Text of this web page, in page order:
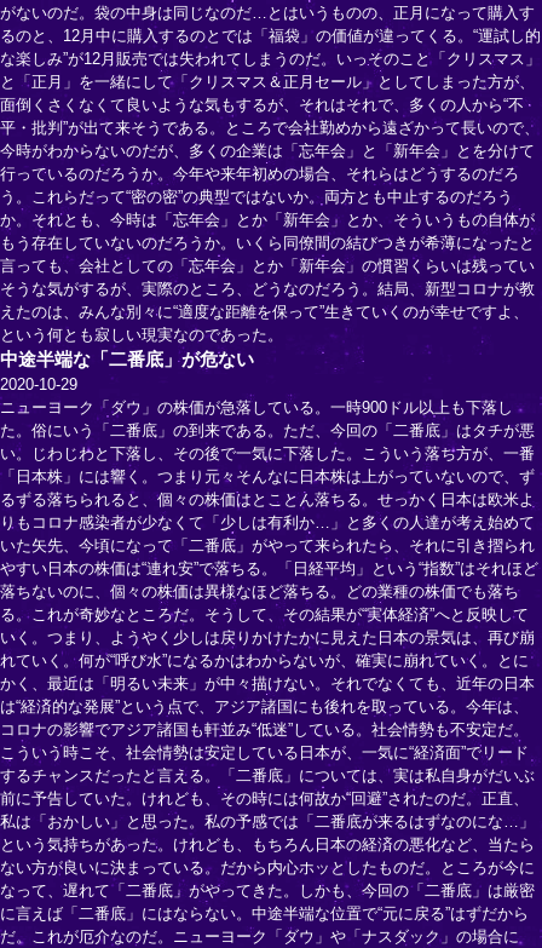
がないのだ。袋の中身は同じなのだ…とはいうものの、正月になって購入す
るのと、12月中に購入するのとでは「福袋」の価値が違ってくる。“運試し的
な楽しみ”が12月販売では失われてしまうのだ。いっそのこと「クリスマス」
と「正月」を一緒にして「クリスマス＆正月セール」としてしまった方が、
面倒くさくなくて良いような気もするが、それはそれで、多くの人から“不
平・批判”が出て来そうである。ところで会社勤めから遠ざかって長いので、
今時がわからないのだが、多くの企業は「忘年会」と「新年会」とを分けて
行っているのだろうか。今年や来年初めの場合、それらはどうするのだろ
う。これらだって“密の密”の典型ではないか。両方とも中止するのだろう
か。それとも、今時は「忘年会」とか「新年会」とか、そういうもの自体が
もう存在していないのだろうか。いくら同僚間の結びつきが希薄になったと
言っても、会社としての「忘年会」とか「新年会」の慣習くらいは残ってい
そうな気がするが、実際のところ、どうなのだろう。結局、新型コロナが教
えたのは、みんな別々に“適度な距離を保って”生きていくのが幸せですよ、
という何とも寂しい現実なのであった。
中途半端な「二番底」が危ない
2020-10-29
ニューヨーク「ダウ」の株価が急落している。一時900ドル以上も下落し
た。俗にいう「二番底」の到来である。ただ、今回の「二番底」はタチが悪
い。じわじわと下落し、その後で一気に下落した。こういう落ち方が、一番
「日本株」には響く。つまり元々そんなに日本株は上がっていないので、ず
るずる落ちられると、個々の株価はとことん落ちる。せっかく日本は欧米よ
りもコロナ感染者が少なくて「少しは有利か…」と多くの人達が考え始めて
いた矢先、今頃になって「二番底」がやって来られたら、それに引き摺られ
やすい日本の株価は“連れ安”で落ちる。「日経平均」という“指数”はそれほど
落ちないのに、個々の株価は異様なほど落ちる。どの業種の株価でも落ち
る。これが奇妙なところだ。そうして、その結果が“実体経済”へと反映して
いく。つまり、ようやく少しは戻りかけたかに見えた日本の景気は、再び崩
れていく。何が“呼び水”になるかはわからないが、確実に崩れていく。とに
かく、最近は「明るい未来」が中々描けない。それでなくても、近年の日本
は“経済的な発展”という点で、アジア諸国にも後れを取っている。今年は、
コロナの影響でアジア諸国も軒並み“低迷”している。社会情勢も不安定だ。
こういう時こそ、社会情勢は安定している日本が、一気に“経済面”でリード
するチャンスだったと言える。「二番底」については、実は私自身がだいぶ
前に予告していた。けれども、その時には何故か“回避”されたのだ。正直、
私は「おかしい」と思った。私の予感では「二番底が来るはずなのにな…」
という気持ちがあった。けれども、もちろん日本の経済の悪化など、当たら
ない方が良いに決まっている。だから内心ホッとしたものだ。ところが今に
なって、遅れて「二番底」がやってきた。しかも、今回の「二番底」は厳密
に言えば「二番底」にはならない。中途半端な位置で“元に戻る”はずだから
だ。これが厄介なのだ。ニューヨーク「ダウ」や「ナスダック」の場合に